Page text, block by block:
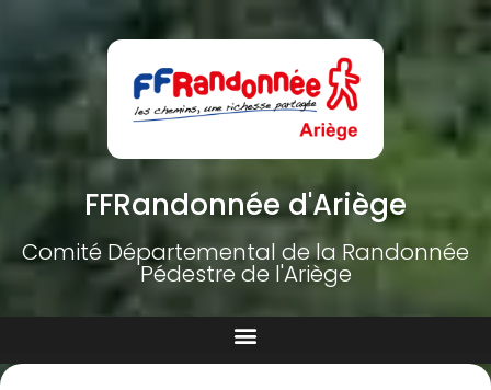
FFRandonnée d'Ariège
Comité Départemental de la Randonnée
Pédestre de l'Ariège